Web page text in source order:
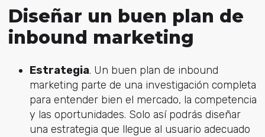
Diseñar un buen plan de
inbound marketing
Estrategia. Un buen plan de inbound
marketing parte de una investigación completa
para entender bien el mercado, la competencia
y las oportunidades. Solo así podrás diseñar
una estrategia que llegue al usuario adecuado